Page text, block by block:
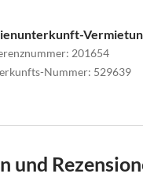
: 201654
Nummer: 529639
und